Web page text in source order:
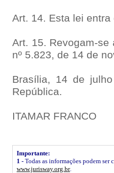
Art. 14. Esta lei
Art. 15. Revogam-
nº 5.823, de 14 de
Brasília, 14 de
República.
ITAMAR FRANCO
Importante:
1 - Todas as informações podem ser
www.jurisway.org.br.